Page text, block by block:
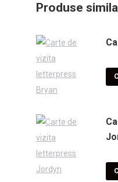
Produse